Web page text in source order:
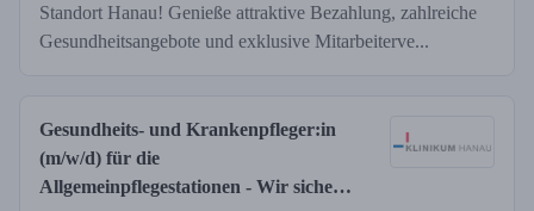
Standort Hanau! Genieße attraktive Bezahlung, zahlreiche
Gesundheitsangebote und exklusive Mitarbeiterve...
Gesundheits- und Krankenpfleger:in
(m/w/d) für die
Allgemeinpflegestationen - Wir sichern